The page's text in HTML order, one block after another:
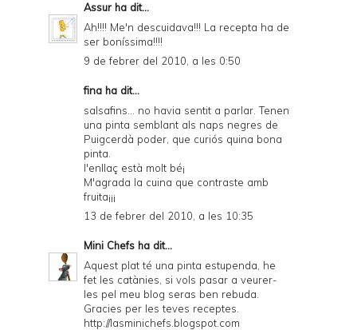
Assur ha dit...
Ah!!!! Me'n descuidava!!! La recepta ha de
ser boníssima!!!!
9 de febrer del 2010, a les 0:50
fina ha dit...
salsafins... no havia sentit a parlar. Tenen
una pinta semblant als naps negres de
Puigcerdà poder, que curiós quina bona
pinta.
l'enllaç està molt bé¡
M'agrada la cuina que contraste amb
fruita¡¡¡
13 de febrer del 2010, a les 10:35
Mini Chefs ha dit...
Aquest plat té una pinta estupenda, he
fet les catànies, si vols pasar a veurer-
les pel meu blog seras ben rebuda.
Gracies per les teves receptes.
http://lasminichefs.blogspot.com